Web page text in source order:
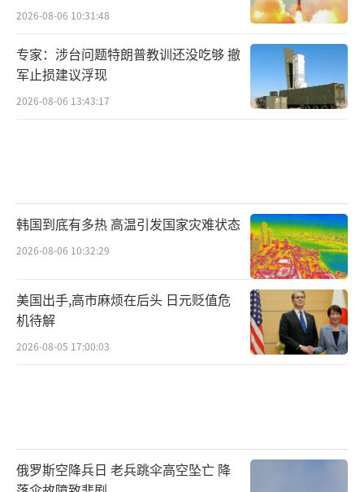
2026-08-06 10:31:48
专家：涉台问题特朗普教训还没吃够 撤
军止损建议浮现
2026-08-06 13:43:17
韩国到底有多热 高温引发国家灾难状态
2026-08-06 10:32:29
美国出手,高市麻烦在后头 日元贬值危
机待解
2026-08-05 17:00:03
俄罗斯空降兵日 老兵跳伞高空坠亡 降